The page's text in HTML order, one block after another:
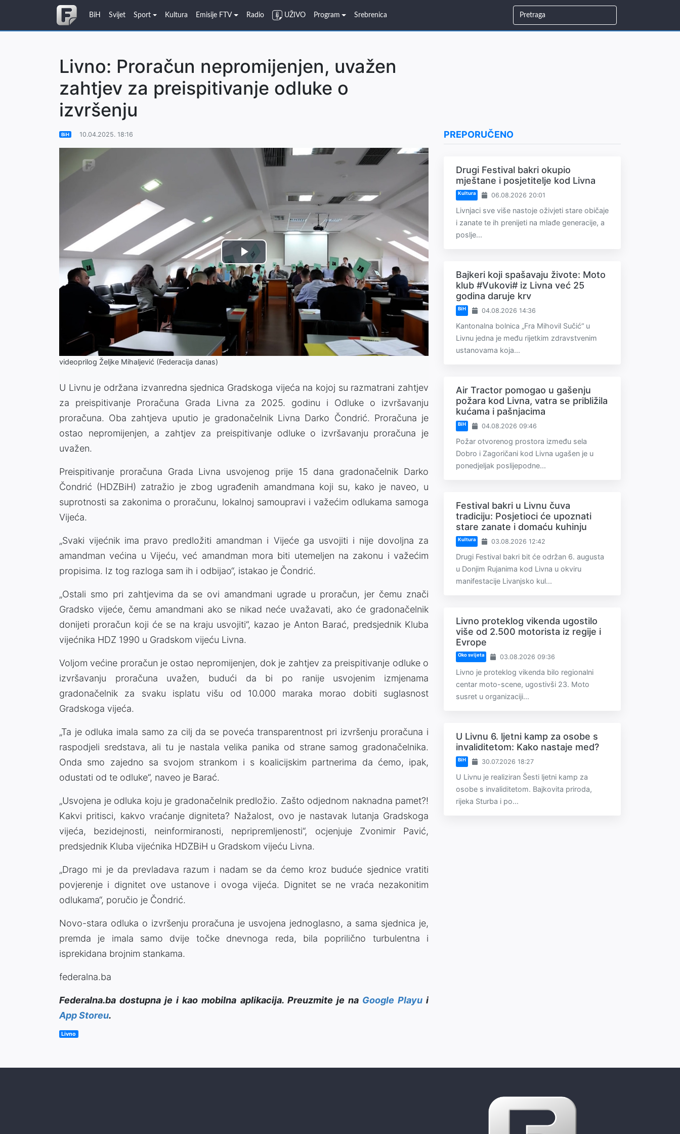
BiH Svijet Sport Kultura Emisije FTV Radio UŽIVO Program Srebrenica
Livno: Proračun nepromijenjen, uvažen
zahtjev za preispitivanje odluke o
izvršenju
BiH 10.04.2025. 18:16
Play
Video
videoprilog Željke Mihaljević (Federacija danas)
U Livnu je održana izvanredna sjednica Gradskoga vijeća na kojoj su razmatrani zahtjev
za preispitivanje Proračuna Grada Livna za 2025. godinu i Odluke o izvršavanju
proračuna. Oba zahtjeva uputio je gradonačelnik Livna Darko Čondrić. Proračuna je
ostao nepromijenjen, a zahtjev za preispitivanje odluke o izvršavanju proračuna je
uvažen.
Preispitivanje proračuna Grada Livna usvojenog prije 15 dana gradonačelnik Darko
Čondrić (HDZBiH) zatražio je zbog ugrađenih amandmana koji su, kako je naveo, u
suprotnosti sa zakonima o proračunu, lokalnoj samoupravi i važećim odlukama samoga
Vijeća.
„Svaki vijećnik ima pravo predložiti amandman i Vijeće ga usvojiti i nije dovoljna za
amandman većina u Vijeću, već amandman mora biti utemeljen na zakonu i važećim
propisima. Iz tog razloga sam ih i odbijao“, istakao je Čondrić.
„Ostali smo pri zahtjevima da se ovi amandmani ugrade u proračun, jer čemu znači
Gradsko vijeće, čemu amandmani ako se nikad neće uvažavati, ako će gradonačelnik
donijeti proračun koji će se na kraju usvojiti“, kazao je Anton Barać, predsjednik Kluba
vijećnika HDZ 1990 u Gradskom vijeću Livna.
Voljom većine proračun je ostao nepromijenjen, dok je zahtjev za preispitivanje odluke o
izvršavanju proračuna uvažen, budući da bi po ranije usvojenim izmjenama
gradonačelnik za svaku isplatu višu od 10.000 maraka morao dobiti suglasnost
Gradskoga vijeća.
„Ta je odluka imala samo za cilj da se poveća transparentnost pri izvršenju proračuna i
raspodjeli sredstava, ali tu je nastala velika panika od strane samog gradonačelnika.
Onda smo zajedno sa svojom strankom i s koalicijskim partnerima da ćemo, ipak,
odustati od te odluke“, naveo je Barać.
„Usvojena je odluka koju je gradonačelnik predložio. Zašto odjednom naknadna pamet?!
Kakvi pritisci, kakvo vraćanje digniteta? Nažalost, ovo je nastavak lutanja Gradskoga
vijeća, bezidejnosti, neinformiranosti, nepripremljenosti“, ocjenjuje Zvonimir Pavić,
predsjednik Kluba vijećnika HDZBiH u Gradskom vijeću Livna.
„Drago mi je da prevladava razum i nadam se da ćemo kroz buduće sjednice vratiti
povjerenje i dignitet ove ustanove i ovoga vijeća. Dignitet se ne vraća nezakonitim
odlukama“, poručio je Čondrić.
Novo-stara odluka o izvršenju proračuna je usvojena jednoglasno, a sama sjednica je,
premda je imala samo dvije točke dnevnoga reda, bila poprilično turbulentna i
isprekidana brojnim stankama.
federalna.ba
Federalna.ba dostupna je i kao mobilna aplikacija. Preuzmite je na Google Playui
App Storeu.
Livno
PREPORUČENO
Drugi Festival bakri okupio
mještane i posjetitelje kod Livna
Kultura 06.08.2026 20:01
Livnjaci sve više nastoje oživjeti stare običaje
i zanate te ih prenijeti na mlađe generacije, a
poslje...
Bajkeri koji spašavaju živote: Moto
klub #Vukovi# iz Livna već 25
godina daruje krv
BiH 04.08.2026 14:36
Kantonalna bolnica „Fra Mihovil Sučić“ u
Livnu jedna je među rijetkim zdravstvenim
ustanovama koja...
Air Tractor pomogao u gašenju
požara kod Livna, vatra se približila
kućama i pašnjacima
BiH 04.08.2026 09:46
Požar otvorenog prostora između sela
Dobro i Zagoričani kod Livna ugašen je u
ponedjeljak poslijepodne...
Festival bakri u Livnu čuva
tradiciju: Posjetioci će upoznati
stare zanate i domaću kuhinju
Kultura 03.08.2026 12:42
Drugi Festival bakri bit će održan 6. augusta
u Donjim Rujanima kod Livna u okviru
manifestacije Livanjsko kul...
Livno proteklog vikenda ugostilo
više od 2.500 motorista iz regije i
Evrope
Oko svijeta 03.08.2026 09:36
Livno je proteklog vikenda bilo regionalni
centar moto-scene, ugostivši 23. Moto
susret u organizaciji...
U Livnu 6. ljetni kamp za osobe s
invaliditetom: Kako nastaje med?
BiH 30.07.2026 18:27
U Livnu je realiziran Šesti ljetni kamp za
osobe s invaliditetom. Bajkovita priroda,
rijeka Sturba i po...